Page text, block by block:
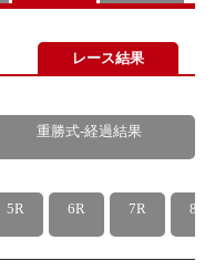
レース結果
重勝式-経過結果
5R 6R 7R 8R